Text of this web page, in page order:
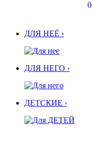
0
ДЛЯ НЕЁ ›
ДЛЯ НЕГО ›
ДЕТСКИЕ ›